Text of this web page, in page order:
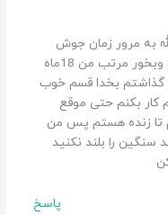
به مرور زمان جوش
میخورد ازقرص ضد جوش استفاده کن وبخور مرتب من 18ماه
گذاشتم بخدا قسم خوب
کار بکنم حتی موقع
تا زنده هستم پس من
سنگین را بلند نکنید
پاسخ